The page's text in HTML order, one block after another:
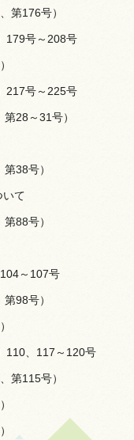
第176号）
179号～208号
217号～225号
28～31号）
38号）
いて
88号）
～107号
98号）
110、117～120号
第115号）